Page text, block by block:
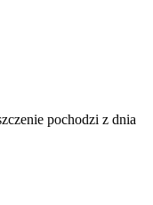
pochodzi z dnia